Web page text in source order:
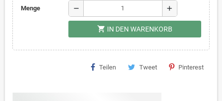
Menge remove add
shopping_cart IN DEN WARENKORB
Teilen Tweet Pinterest